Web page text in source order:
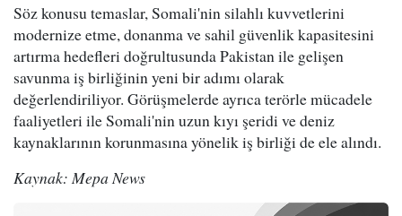
Söz konusu temaslar, Somali'nin silahlı kuvvetlerini
modernize etme, donanma ve sahil güvenlik kapasitesini
artırma hedefleri doğrultusunda Pakistan ile gelişen
savunma iş birliğinin yeni bir adımı olarak
değerlendiriliyor. Görüşmelerde ayrıca terörle mücadele
faaliyetleri ile Somali'nin uzun kıyı şeridi ve deniz
kaynaklarının korunmasına yönelik iş birliği de ele alındı.
Kaynak: Mepa News